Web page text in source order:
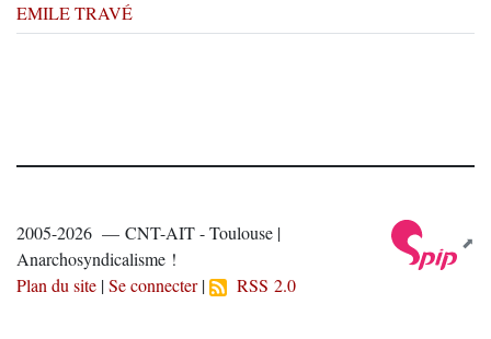
EMILE TRAVÉ
2005-2026 — CNT-AIT - Toulouse |
Anarchosyndicalisme !
Plan du site |Se connecter| RSS 2.0